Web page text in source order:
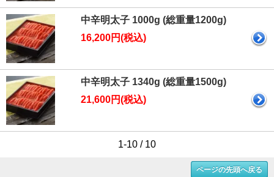
中辛明太子 1000g (総重量1200g)
16,200円(税込)
中辛明太子 1340g (総重量1500g)
21,600円(税込)
1-10 / 10
ページの先頭へ戻る